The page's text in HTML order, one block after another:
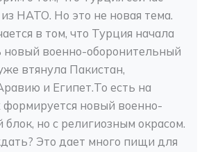
НАТО. Но это не новая тема.
в том, что Турция начала
военно-оборонительный
втянула Пакистан,
и Египет.То есть на
формируется новый военно-
блок, но с религиозным окрасом.
Это дает много пищи для